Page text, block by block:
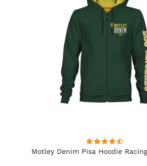
Motley Denim Pisa Hoodie